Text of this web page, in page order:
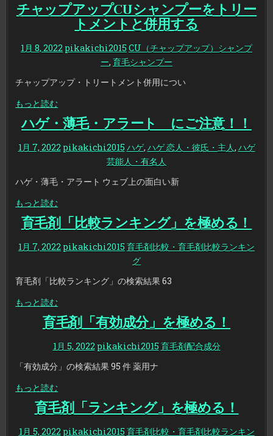
チャップアップCUシャンプーをトリー
トメントと併用する
1月 8, 2022 pikakichi2015 CU（チャップアップ）シャンプ
ー, 育毛シャンプー
チャップアップ・トリートメント併用につい
もっと読む
ハゲ・薄毛・アラート にご注意！！
1月 7, 2022 pikakichi2015 ハゲ, ハゲ 恋人・彼氏・主人, ハゲ
芸能人・有名人
ハゲ・薄毛・アラート ウェブ上の面白い新
もっと読む
育毛剤「比較ランキング」を極める！
1月 7, 2022 pikakichi2015 育毛剤比較・育毛剤比較ランキン
グ
育毛剤「比較ランキング」の検索結果 63
もっと読む
育毛剤「有効成分」を極める！
1月 5, 2022 pikakichi2015 育毛剤配合成分
「有効成分」の検索結果 95 件 薬用ナ
もっと読む
育毛剤「ランキング」を極める！
1月 5, 2022 pikakichi2015 育毛剤比較・育毛剤比較ランキン